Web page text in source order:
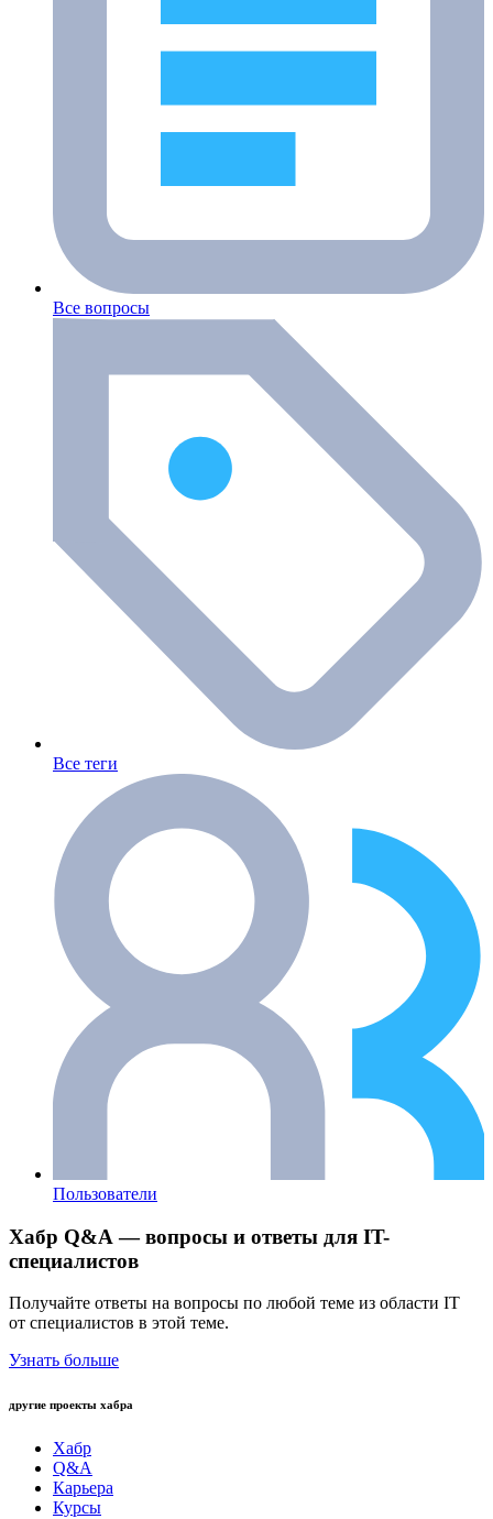
Все вопросы
Все теги
Пользователи
Хабр Q&A — вопросы и ответы для IT-
специалистов
Получайте ответы на вопросы по любой теме из области IT
от специалистов в этой теме.
Узнать больше
другие проекты хабра
Хабр
Q&A
Карьера
Курсы